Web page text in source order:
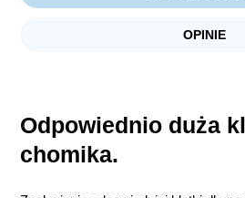
OPINIE
Odpowiednio duża
chomika.